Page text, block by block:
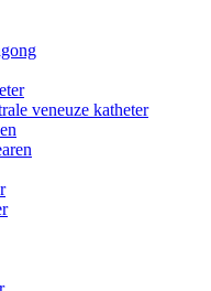
veneuze katheter